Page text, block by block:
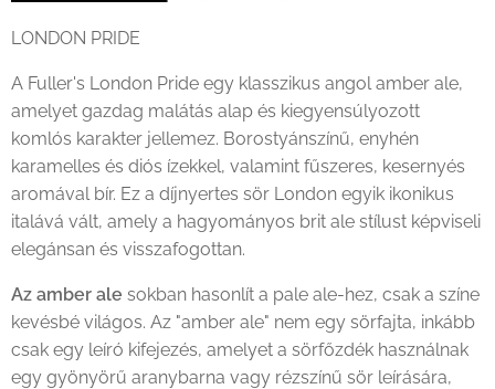
LONDON PRIDE
A Fuller's London Pride egy klasszikus angol amber ale,
amelyet gazdag malátás alap és kiegyensúlyozott
komlós karakter jellemez. Borostyánszínű, enyhén
karamelles és diós ízekkel, valamint fűszeres, kesernyés
aromával bír. Ez a díjnyertes sör London egyik ikonikus
italává vált, amely a hagyományos brit ale stílust képviseli
elegánsan és visszafogottan.
Az amber ale sokban hasonlít a pale ale-hez, csak a színe
kevésbé világos. Az "amber ale" nem egy sörfajta, inkább
csak egy leíró kifejezés, amelyet a sörfőzdék használnak
egy gyönyörű aranybarna vagy rézszínű sör leírására,